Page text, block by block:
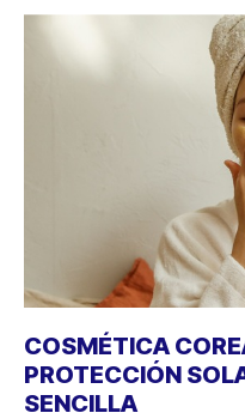
COSMÉTICA
PROTECCIÓN
SENCILLA